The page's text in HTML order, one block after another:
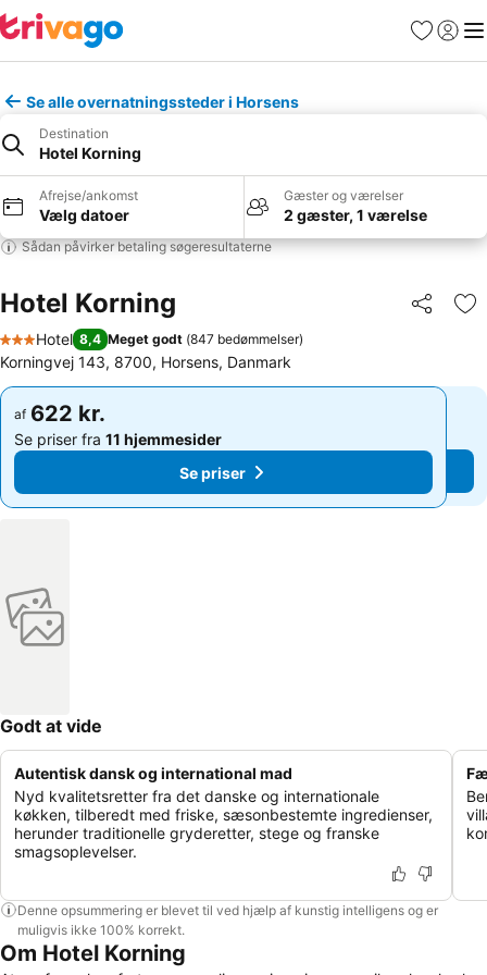
Favoritter
Log ind
Se alle overnatningssteder i Horsens
Destination
Hotel Korning
Afrejse/ankomst
Vælg datoer
Gæster og værelser
2 gæster, 1 værelse
Sådan påvirker betaling søgeresultaterne
Hotel Korning Del
3 Stjerner
Hotel 8,4 Meget godt (847 bedømmelser)
Korningvej 143, 8700, Horsens, Danmark
af 622 kr.
Se priser fra 11 hjemmesider
Se priser
af 622 kr.
Se priser fra 11 hjemmesider
Se priser
Godt at vide
Autentisk dansk og international mad
Nyd kvalitetsretter fra det danske og internationale
køkken, tilberedt med friske, sæsonbestemte ingredienser,
herunder traditionelle gryderetter, stege og franske
smagsoplevelser.
Denne opsummering er blevet til ved hjælp af kunstig intelligens og er
muligvis ikke 100% korrekt.
Om Hotel Korning